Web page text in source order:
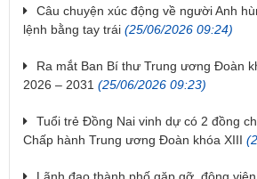
Câu chuyện xúc động về người Anh
lệnh bằng tay trái (25/06/2026 09:24)
Ra mắt Ban Bí thư Trung ương Đoàn
2026 – 2031 (25/06/2026 09:23)
Tuổi trẻ Đồng Nai vinh dự có 2 đồng
Chấp hành Trung ương Đoàn khóa XIII
Lãnh đạo thành phố gặp gỡ, động